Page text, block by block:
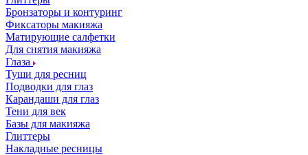
Бронзаторы и контуринг
Фиксаторы макияжа
Матирующие салфетки
Для снятия макияжа
Глаза
Туши для ресниц
Подводки для глаз
Карандаши для глаз
Тени для век
Базы для макияжа
Глиттеры
Накладные ресницы